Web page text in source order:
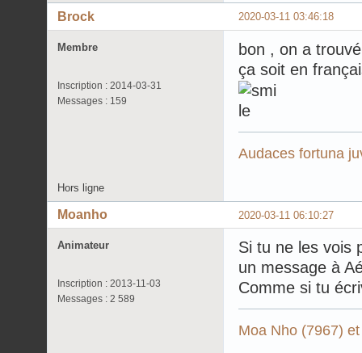
2020-03-11 03:46:18
Brock
Membre
Inscription : 2014-03-31
Messages : 159
bon , on a
ça soit en
Audaces fortuna
Hors ligne
2020-03-11 06:10:27
Moanho
Animateur
Inscription : 2013-11-03
Messages : 2 589
Si tu ne les vois
un message à
Comme si tu
Moa Nho (7967)